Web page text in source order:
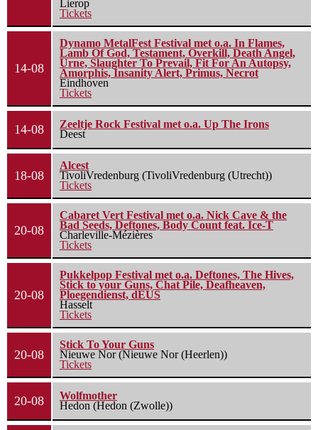
Lierop
Tickets
14-08
Dynamo MetalFest Festival met o.a. In Flames,
Lamb Of God, Testament, Overkill, Death Angel,
Urne, Slaughter To Prevail, Fit For An Autopsy,
Amorphis, Insanity Alert, Primus, Necrot
Eindhoven
Tickets
14-08
Zeeltje Rock Festival met o.a. Up The Irons
Deest
18-08
Alcest
TivoliVredenburg (TivoliVredenburg (Utrecht))
Tickets
20-08
Cabaret Vert Festival met o.a. Nick Cave & the
Bad Seeds, Deftones, Body Count feat. Ice-T
Charleville-Mézières
Tickets
20-08
Pukkelpop Festival met o.a. Deftones, The Hives,
Stick to your Guns, Chat Pile, Deafheaven,
Ploegendienst, dEUS
Hasselt
Tickets
20-08
Stick To Your Guns
Nieuwe Nor (Nieuwe Nor (Heerlen))
Tickets
20-08
Wolfmother
Hedon (Hedon (Zwolle))